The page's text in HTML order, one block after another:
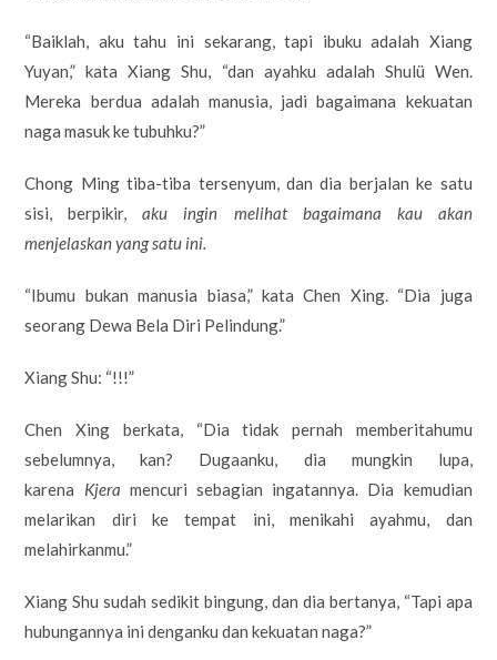
“Baiklah, aku tahu ini sekarang, tapi ibuku adalah Xiang
Yuyan,” kata Xiang Shu, “dan ayahku adalah Shulü Wen.
Mereka berdua adalah manusia, jadi bagaimana kekuatan
naga masuk ke tubuhku?”
Chong Ming tiba-tiba tersenyum, dan dia berjalan ke satu
sisi, berpikir,aku ingin melihat bagaimana kau akan
menjelaskan yang satu ini.
“Ibumu bukan manusia biasa,” kata Chen Xing. “Dia juga
seorang Dewa Bela Diri Pelindung.”
Xiang Shu: “!!!”
Chen Xing berkata, “Dia tidak pernah memberitahumu
sebelumnya, kan? Dugaanku, dia mungkin lupa,
karena Kjera mencuri sebagian ingatannya. Dia kemudian
melarikan diri ke tempat ini, menikahi ayahmu, dan
melahirkanmu.”
Xiang Shu sudah sedikit bingung, dan dia bertanya, “Tapi apa
hubungannya ini denganku dan kekuatan naga?”